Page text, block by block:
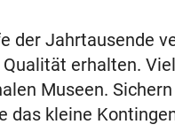
der Jahrtausende
erhalten.
Museen.
das kleine